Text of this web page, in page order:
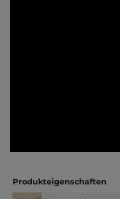
Produkteigenschaften